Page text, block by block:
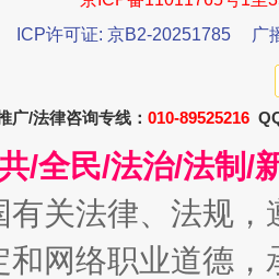
今
ICP许可证: 京B2-20251785
广
广/法律咨询专线： 010-89525216
/全民/法治/法制/
有关法律、法规
和网络职业道德